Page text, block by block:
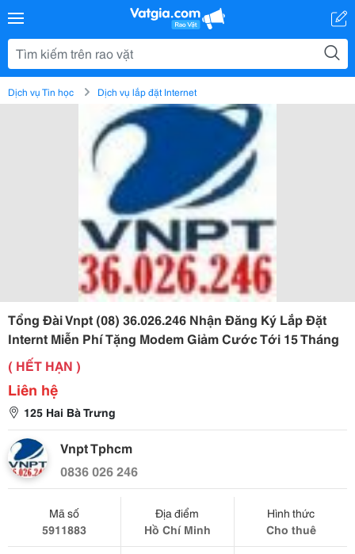
Dịch vụ Tin học Dịch vụ lắp đặt Internet
Tổng Đài Vnpt (08) 36.026.246 Nhận Đăng Ký Lắp Đặt
Internt Miễn Phí Tặng Modem Giảm Cước Tới 15 Tháng
( HẾT HẠN )
Liên hệ
125 Hai Bà Trưng
Vnpt Tphcm
0836 026 246
Mã số
5911883
Địa điểm
Hồ Chí Minh
Hình thức
Cho thuê